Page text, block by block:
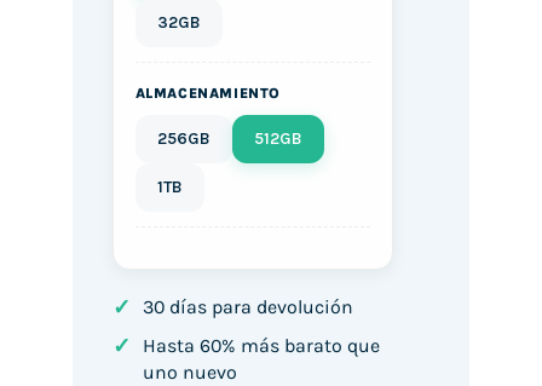
32GB
ALMACENAMIENTO
256GB 512GB
1TB
✓ 30 días para devolución
✓
Hasta 60% más barato que
uno nuevo